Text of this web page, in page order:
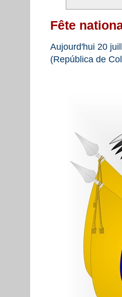
Fête
Aujourd'hui 20
(República de